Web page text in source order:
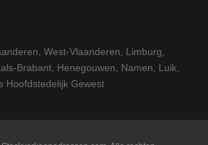
West-Vlaanderen Limburg
Brabant Henegouwen Namen Luik
Hoofdstedelijk Gewest